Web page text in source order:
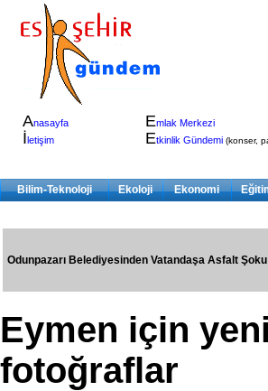
Anasayfa
İletişim
Emlak Merkezi
Etkinlik Gündemi (konser,
Bilim-Teknoloji Ekoloji Ekonomi
Odunpazarı Belediyesinden Vatandaşa Asfalt Şoku
Eymen için yeni
fotoğraflar